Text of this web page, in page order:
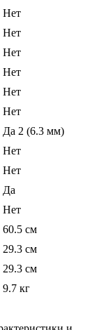
Нет
Нет
Нет
Нет
Нет
Нет
Да 2 (6.3 мм)
Нет
Нет
Да
Нет
60.5 см
29.3 см
29.3 см
9.7 кг